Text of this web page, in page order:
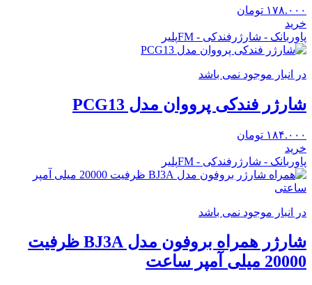
۱۷۸.۰۰۰ تومان
خرید
پاوربانک - شارژرفندکی - FMپلیر
در انبار موجود نمی باشد
شارژر فندکی پرووان مدل PCG13
۱۸۴.۰۰۰ تومان
خرید
پاوربانک - شارژرفندکی - FMپلیر
در انبار موجود نمی باشد
شارژر همراه بروفون مدل BJ3A ظرفیت
20000 میلی آمپر ساعت